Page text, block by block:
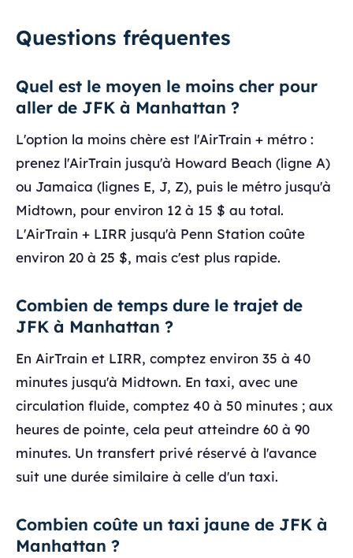
Questions fréquentes
Quel est le moyen le moins cher pour
aller de JFK à Manhattan ?
L'option la moins chère est l'AirTrain + métro :
prenez l'AirTrain jusqu'à Howard Beach (ligne A)
ou Jamaica (lignes E, J, Z), puis le métro jusqu'à
Midtown, pour environ 12 à 15 $ au total.
L'AirTrain + LIRR jusqu'à Penn Station coûte
environ 20 à 25 $, mais c'est plus rapide.
Combien de temps dure le trajet de
JFK à Manhattan ?
En AirTrain et LIRR, comptez environ 35 à 40
minutes jusqu'à Midtown. En taxi, avec une
circulation fluide, comptez 40 à 50 minutes ; aux
heures de pointe, cela peut atteindre 60 à 90
minutes. Un transfert privé réservé à l'avance
suit une durée similaire à celle d'un taxi.
Combien coûte un taxi jaune de JFK à
Manhattan ?